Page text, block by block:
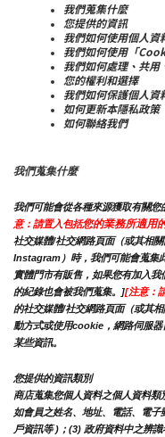
我們蒐集什麼
您提供的資訊
我們如何使用個人資
我們如何使用「
我們如何處理、共用
您的權利和選擇
我們如何保護個人資
如何更新本隱私政策
如何聯絡我們
我們蒐集什麼
我們可能會從各種來源獲取有關
意：請置入包括您的業務所適用
社交媒體/社交網路頁面（或其相
Instagram）時，我們可能會蒐集
實體門市有販售，如果您有加入
的紀錄也會被我們蒐集。][注意：
的社交媒體/社交網路頁面（或其
動方式或使用cookie，網路伺服
某些資訊。
您提供的資訊類別
商店蒐集您個人資料之個人資料
如會員之姓名、地址、電話、電
戶資訊等 )；(3) 政府資料中之辨